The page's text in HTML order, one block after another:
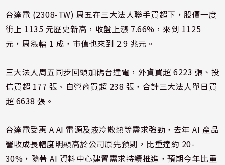
台達電 (2308-TW) 周五在三大法人聯手買超下，股價一度
衝上 1135 元歷史新高，收盤上漲 7.66%，來到 1125
元，周漲幅 1 成，市值也來到 2.9 兆元。
三大法人周五同步回頭加碼台達電，外資買超 6223 張、投
信買超 177 張、自營商買超 238 張，合計三大法人單日買
超 6638 張。
台達電受惠 A AI 電源及液冷散熱等需求強勁，去年 AI 產品
營收成長幅度明顯高於公司原先預期，比重達約 20-
30%，隨著 AI 資料中心建置需求持續推進，預期今年比重